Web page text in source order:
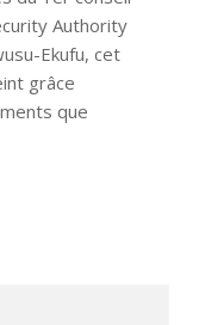
Authority
Ekufu, cet
grâce
que